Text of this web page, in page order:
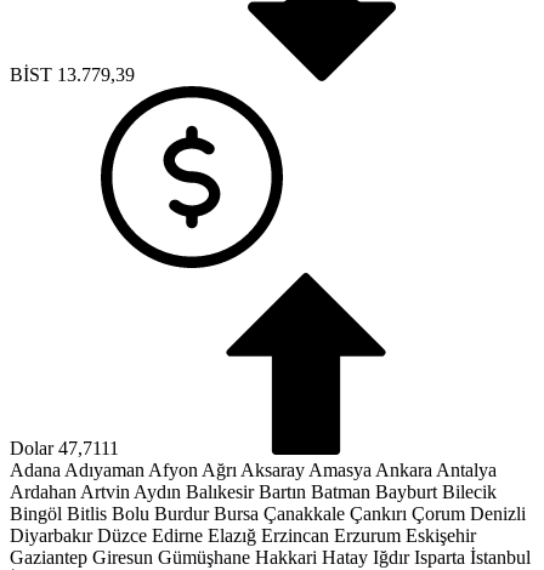
Dolar 47,7111
Euro 55,1881
Adana Adıyaman Afyon Ağrı Aksaray Amasya Ankara Antalya
Ardahan Artvin Aydın Balıkesir Bartın Batman Bayburt Bilecik
Bingöl Bitlis Bolu Burdur Bursa Çanakkale Çankırı Çorum Denizli
Diyarbakır Düzce Edirne Elazığ Erzincan Erzurum Eskişehir
Gaziantep Giresun Gümüşhane Hakkari Hatay Iğdır Isparta İstanbul